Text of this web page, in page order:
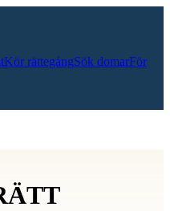
Kör rättegångSök domarFör